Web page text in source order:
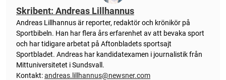
Skribent: Andreas Lillhannus
Andreas Lillhannus är reporter, redaktör och krönikör på
Sportbibeln. Han har flera års erfarenhet av att bevaka sport
och har tidigare arbetat på Aftonbladets sportsajt
Sportbladet. Andreas har kandidatexamen i journalistik från
Mittuniversitetet i Sundsvall.
Kontakt:andreas.lillhannus@newsner.com